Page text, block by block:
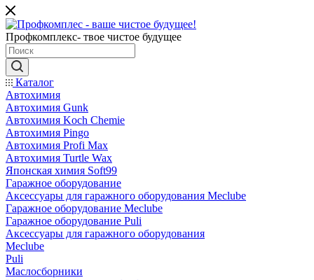
Профкомплекс- твое чистое будущее
Каталог
Автохимия
Автохимия Gunk
Автохимия Koch Chemie
Автохимия Pingo
Автохимия Profi Max
Автохимия Turtle Wax
Японская химия Soft99
Гаражное оборудование
Аксессуары для гаражного оборудования Meclube
Гаражное оборудование Meclube
Гаражное оборудование Puli
Аксессуары для гаражного оборудования
Meclube
Puli
Маслосборники